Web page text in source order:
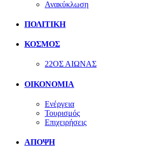
Ανακύκλωση
ΠΟΛΙΤΙΚΗ
ΚΟΣΜΟΣ
22ΟΣ ΑΙΩΝΑΣ
ΟΙΚΟΝΟΜΙΑ
Ενέργεια
Τουρισμός
Επιχειρήσεις
ΑΠΟΨΗ